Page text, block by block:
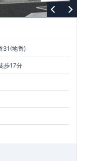
31(地番)
歩17分